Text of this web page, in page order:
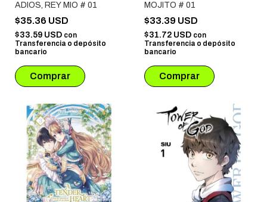
ADIOS, REY MIO # 01
$35.36 USD
$33.59 USD con
Transferencia o depósito
bancario
MOJITO # 01
$33.39 USD
$31.72 USD con
Transferencia o depósito
bancario